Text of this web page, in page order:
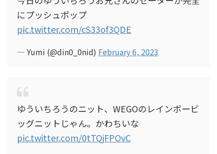
にプッシュポップ
pic.twitter.com/cS33of3QDE
— Yumi (@din0_0nid) February 6, 2023
ゆういちろうのニット、WEGOのレインボービ
ッグニットじゃん。かわちいな
pic.twitter.com/0tTQjFPOvC